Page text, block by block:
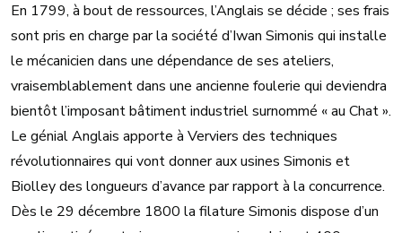
En 1799, à bout de ressources, l’Anglais se décide ; ses frais
sont pris en charge par la société d’Iwan Simonis qui installe
le mécanicien dans une dépendance de ses ateliers,
vraisemblablement dans une ancienne foulerie qui deviendra
bientôt l’imposant bâtiment industriel surnommé « au Chat ».
Le génial Anglais apporte à Verviers des techniques
révolutionnaires qui vont donner aux usines Simonis et
Biolley des longueurs d’avance par rapport à la concurrence.
Dès le 29 décembre 1800 la filature Simonis dispose d’un